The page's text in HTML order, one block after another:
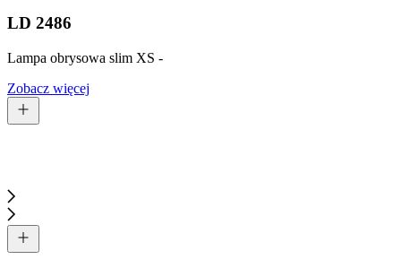
LD 2486
Lampa obrysowa slim XS -
Zobacz więcej